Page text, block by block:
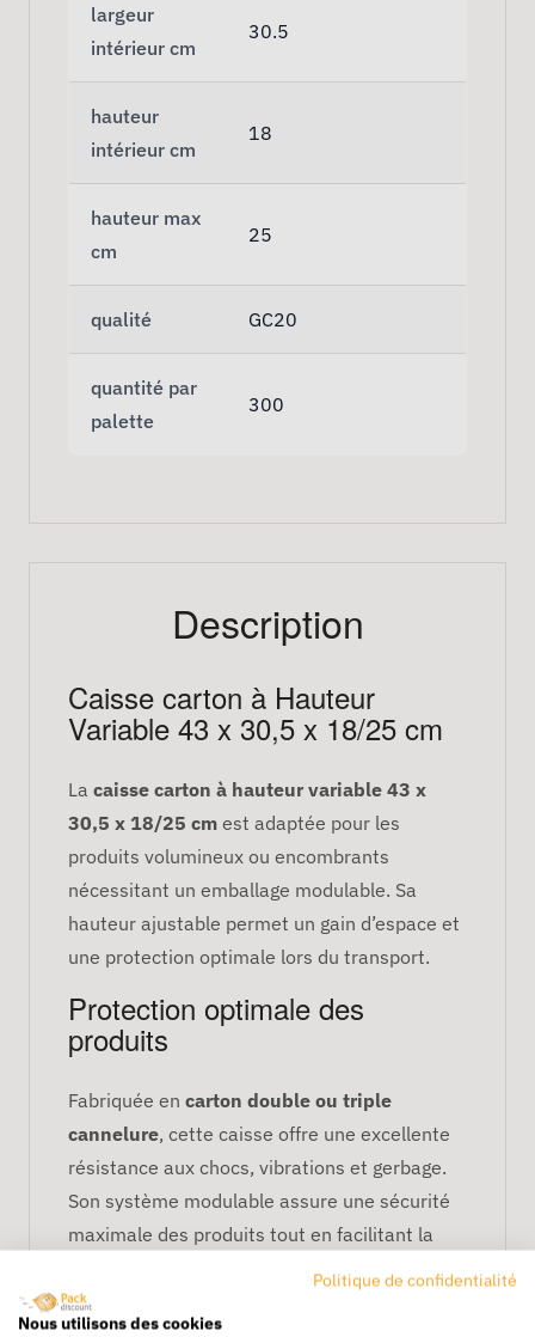
largeur
intérieur cm
30.5
hauteur
intérieur cm
18
hauteur max
cm
25
qualité GC20
quantité par
palette
300
Description
Caisse carton à Hauteur
Variable 43 x 30,5 x 18/25 cm
La caisse carton à hauteur variable 43 x
30,5 x 18/25 cm est adaptée pour les
produits volumineux ou encombrants
nécessitant un emballage modulable. Sa
hauteur ajustable permet un gain d’espace et
une protection optimale lors du transport.
Protection optimale des
produits
Fabriquée en carton double ou triple
cannelure, cette caisse offre une excellente
résistance aux chocs, vibrations et gerbage.
Son système modulable assure une sécurité
maximale des produits tout en facilitant la
Caractéristiques principales
Politique de confidentialité
Nous utilisons des cookies